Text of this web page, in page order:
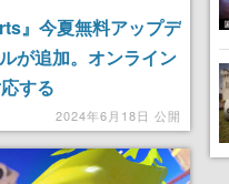
』今夏無料アップデ
が追加。オンライン
する
2024年6月18日 公開